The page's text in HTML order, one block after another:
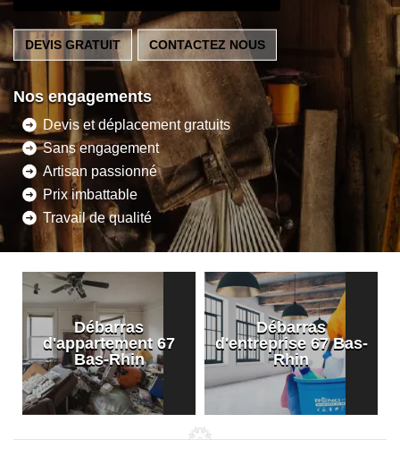
DEVIS GRATUIT CONTACTEZ NOUS
Nos engagements
Devis et déplacement gratuits
Sans engagement
Artisan passionné
Prix imbattable
Travail de qualité
Débarras
d'appartement 67
Bas-Rhin
Débarras
d'entreprise 67 Bas-
Rhin